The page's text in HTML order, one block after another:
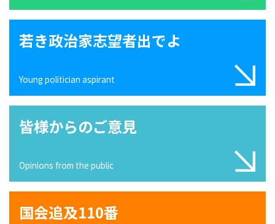
若き政治家志望者出でよ
Young politician aspirant
皆様からのご意見
Opinions from the public
国会追及110番